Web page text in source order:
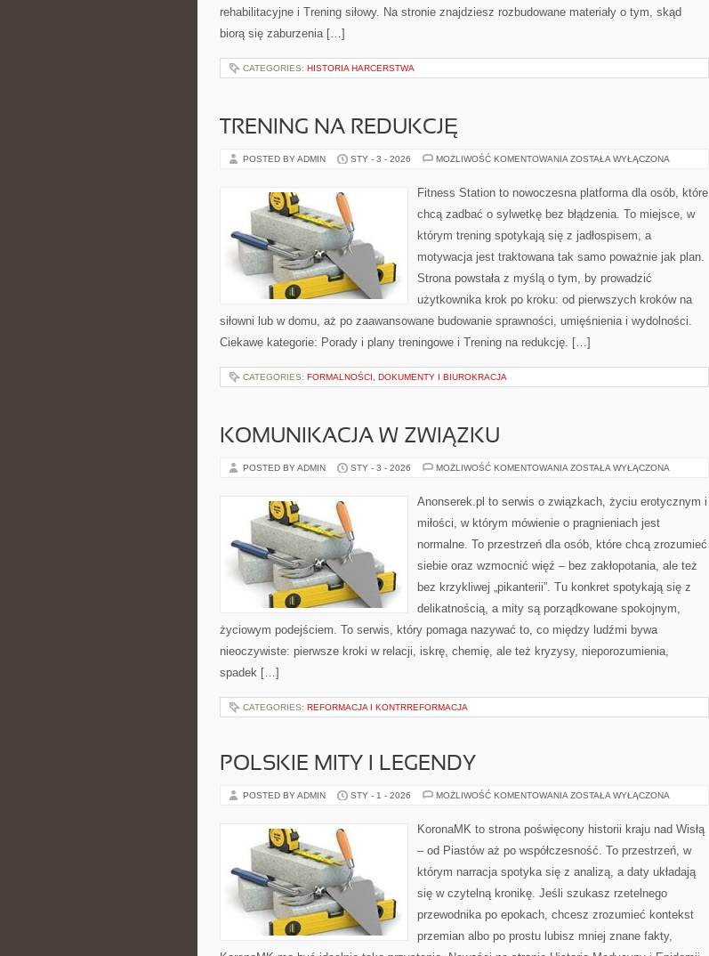
rehabilitacyjne i Trening siłowy. Na stronie znajdziesz rozbudowane materiały o tym, skąd
biorą się zaburzenia […]
CATEGORIES: HISTORIA HARCERSTWA
TRENING NA REDUKCJĘ
POSTED BY ADMIN STY - 3 - 2026 MOŻLIWOŚĆ KOMENTOWANIA TRENING
ZOSTAŁA WYŁĄCZONA
Fitness Station to nowoczesna platforma dla osób, które
chcą zadbać o sylwetkę bez błądzenia. To miejsce, w
którym trening spotykają się z jadłospisem, a
motywacja jest traktowana tak samo poważnie jak plan.
Strona powstała z myślą o tym, by prowadzić
użytkownika krok po kroku: od pierwszych kroków na
siłowni lub w domu, aż po zaawansowane budowanie sprawności, umięśnienia i wydolności.
Ciekawe kategorie: Porady i plany treningowe i Trening na redukcję. […]
CATEGORIES: FORMALNOŚCI, DOKUMENTY I BIUROKRACJA
KOMUNIKACJA W ZWIĄZKU
POSTED BY ADMIN STY - 3 - 2026 MOŻLIWOŚĆ KOMENTOWANIA KOMUNIKACJA
ZOSTAŁA WYŁĄCZONA
Anonserek.pl to serwis o związkach, życiu erotycznym i
miłości, w którym mówienie o pragnieniach jest
normalne. To przestrzeń dla osób, które chcą zrozumieć
siebie oraz wzmocnić więź – bez zakłopotania, ale też
bez krzykliwej „pikanterii”. Tu konkret spotykają się z
delikatnością, a mity są porządkowane spokojnym,
życiowym podejściem. To serwis, który pomaga nazywać to, co między ludźmi bywa
nieoczywiste: pierwsze kroki w relacji, iskrę, chemię, ale też kryzysy, nieporozumienia,
spadek […]
CATEGORIES: REFORMACJA I KONTRREFORMACJA
POLSKIE MITY I LEGENDY
POSTED BY ADMIN STY - 1 - 2026 MOŻLIWOŚĆ KOMENTOWANIA POLSKIE
LEGENDY
ZOSTAŁA WYŁĄCZONA
KoronaMK to strona poświęcony historii kraju nad Wisłą
– od Piastów aż po współczesność. To przestrzeń, w
którym narracja spotyka się z analizą, a daty układają
się w czytelną kronikę. Jeśli szukasz rzetelnego
przewodnika po epokach, chcesz zrozumieć kontekst
przemian albo po prostu lubisz mniej znane fakty,